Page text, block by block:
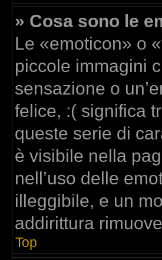
» Cosa sono le
Le «emoticon» o
piccole immagini
sensazione o
felice, :( significa
queste serie di
è visibile nella
nell’uso delle
illeggibile, e un
addirittura
Top